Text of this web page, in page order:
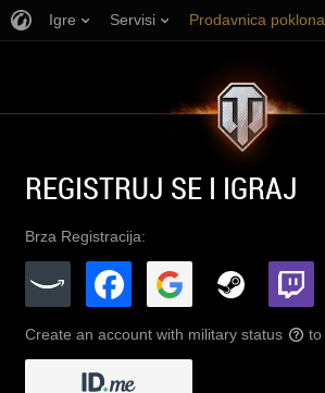
Igre Servisi Prodavnica poklona
REGISTRUJ SE I IGRAJ
Brza Registracija:
Create an account with military status ? to